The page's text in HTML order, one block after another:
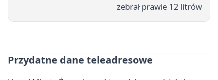
zebrał prawie 12 litrów
Przydatne dane teleadresowe